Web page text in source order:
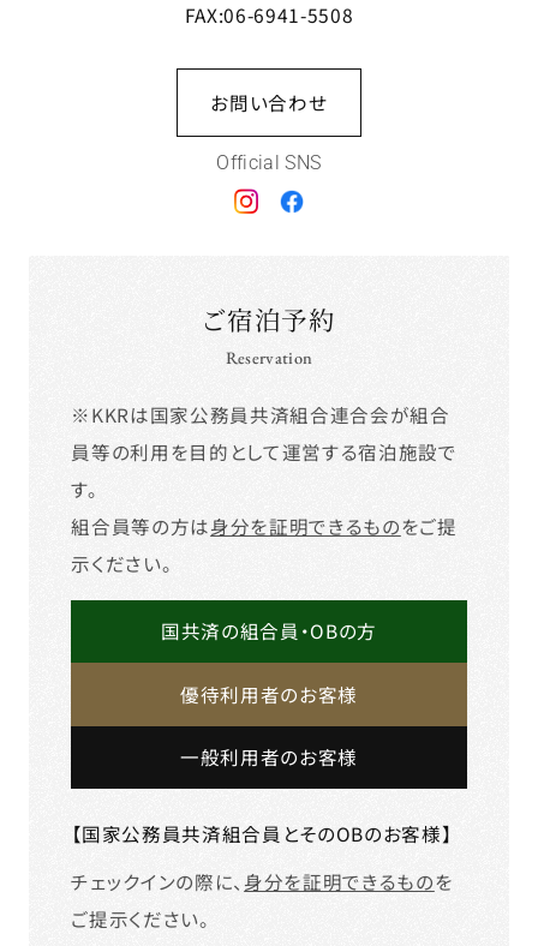
FAX:06-6941-5508
お問い合わせ
Official SNS
ご宿泊予約
Reservation
※KKRは国家公務員共済組合連合会が組合
員等の利用を目的として運営する宿泊施設で
す。
組合員等の方は身分を証明できるものをご提
示ください。
国共済の組合員・OBの方
優待利用者のお客様
一般利用者のお客様
【国家公務員共済組合員とそのOBのお客様】
チェックインの際に、身分を証明できるものを
ご提示ください。